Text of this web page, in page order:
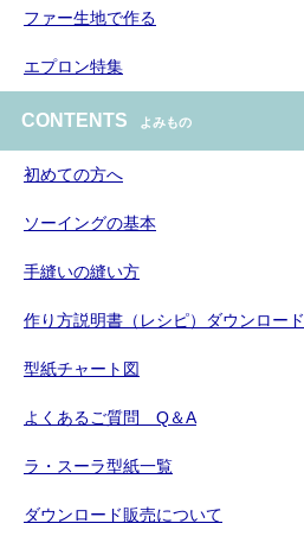
ファー生地で作る
エプロン特集
CONTENTS よみもの
初めての方へ
ソーイングの基本
手縫いの縫い方
作り方説明書（レシピ）ダウンロード
型紙チャート図
よくあるご質問 Q＆A
ラ・スーラ型紙一覧
ダウンロード販売について